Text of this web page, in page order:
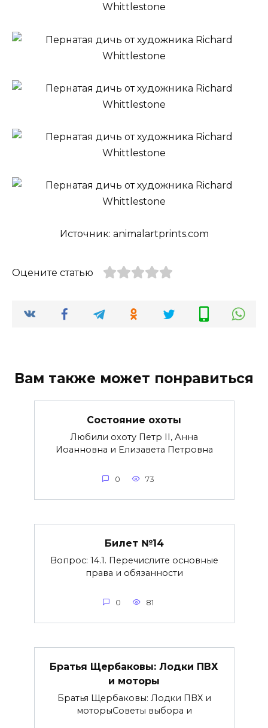
Источник: animalartprints.com
Оцените статью
Вам также может понравиться
Состояние охоты
Любили охоту Петр II, Анна
Иоанновна и Елизавета Петровна
0 73
Билет №14
Вопрос: 14.1. Перечислите основные
права и обязанности
0 81
Братья Щербаковы: Лодки ПВХ
и моторы
Братья Щербаковы: Лодки ПВХ и
моторыCоветы выбора и